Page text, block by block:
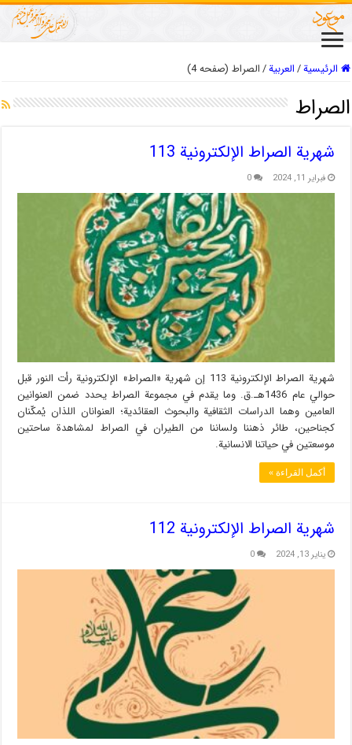
الرئيسية/العربیة/الصراط (صفحه 4)
الصراط
شهریة الصراط الإلكترونية 113
فبراير 11, 2024 0
شهریة الصراط الإلكترونية 113 إن شهریة «الصراط» الإلكترونية رأت النور قبل
حوالي عام 1436هـ.ق. وما يقدم في مجموعة الصراط يحدد ضمن العنوانين
العامين وهما الدراسات الثقافية والبحوث العقائدية؛ العنوانان اللذان يُمكّنان
كجناحين، طائر ذهننا ولساننا من الطيران في الصراط لمشاهدة ساحتين
موسعتين في حياتنا الانسانية.
أكمل القراءة »
شهریة الصراط الإلكترونية 112
يناير 13, 2024 0